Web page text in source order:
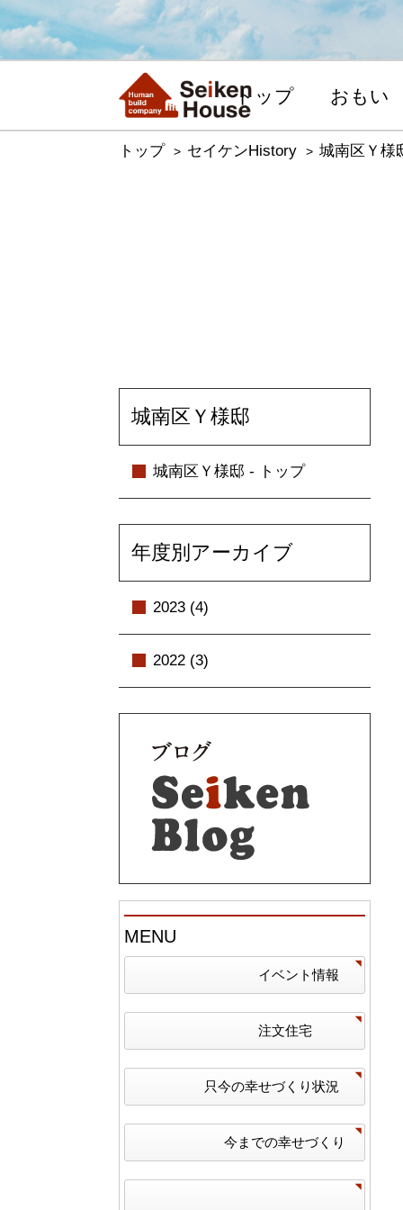
トップ おもい
トップ セイケンHistory 城南区Ｙ様
城南区Ｙ様邸
城南区Ｙ様邸 - トップ
年度別アーカイブ
2023 (4)
2022 (3)
MENU
イベント情報
注文住宅
只今の幸せづくり状況
今までの幸せづくり